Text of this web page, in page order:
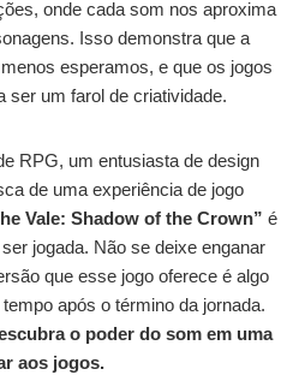
onde cada som nos aproxima
Isso demonstra que a
esperamos, e que os jogos
ser um farol de criatividade.
RPG, um entusiasta de design
de uma experiência de jogo
Vale: Shadow of the Crown” é
jogada. Não se deixe enganar
que esse jogo oferece é algo
após o término da jornada.
o poder do som em uma
aos jogos.